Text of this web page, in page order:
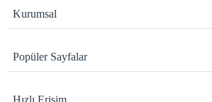
Kurumsal
Popüler Sayfalar
Hızlı Erişim